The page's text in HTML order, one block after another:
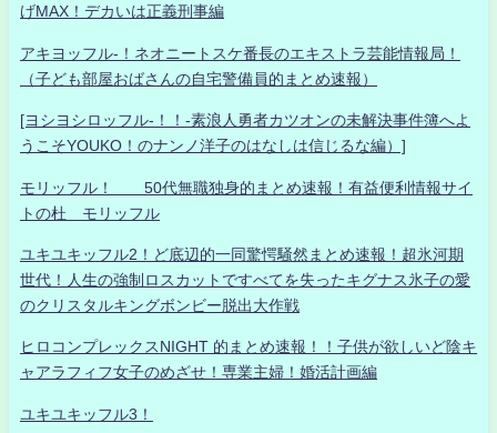
げMAX！デカいは正義刑事編
アキヨッフル-！ネオニートスケ番長のエキストラ芸能情報局！
（子ども部屋おばさんの自宅警備員的まとめ速報）
[ヨシヨシロッフル-！！-素浪人勇者カツオンの未解決事件簿へよ
うこそYOUKO！のナンノ洋子のはなしは信じるな編）]
モリッフル！ 50代無職独身的まとめ速報！有益便利情報サイ
トの杜 モリッフル
ユキユキッフル2！ど底辺的一同驚愕騒然まとめ速報！超氷河期
世代！人生の強制ロスカットですべてを失ったキグナス氷子の愛
のクリスタルキングボンビー脱出大作戦
ヒロコンプレックスNIGHT 的まとめ速報！！子供が欲しいど陰キ
ャアラフィフ女子のめざせ！専業主婦！婚活計画編
ユキユキッフル3！